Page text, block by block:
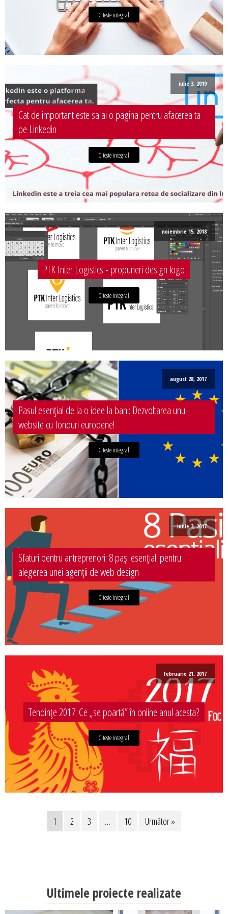
Citeste integral
iulie 3, 2019
Cat de important este sa ai o pagina pentru afacerea ta
pe Linkedin
Citeste integral
noiembrie 15, 2018
PTK Inter Logistics - propuneri design logo
Citeste integral
august 28, 2017
Pasul esențial de la o idee la bani: Dezvoltarea unui
website cu fonduri europene!
Citeste integral
iunie 3, 2017
Sfaturi pentru antreprenori: 8 pași esențiali pentru
alegerea unei agenții de web design
Citeste integral
februarie 21, 2017
Tendințe 2017: Ce „se poartă” în online anul acesta?
Citeste integral
1 2 3 … 10 Următor »
Ultimele proiecte realizate